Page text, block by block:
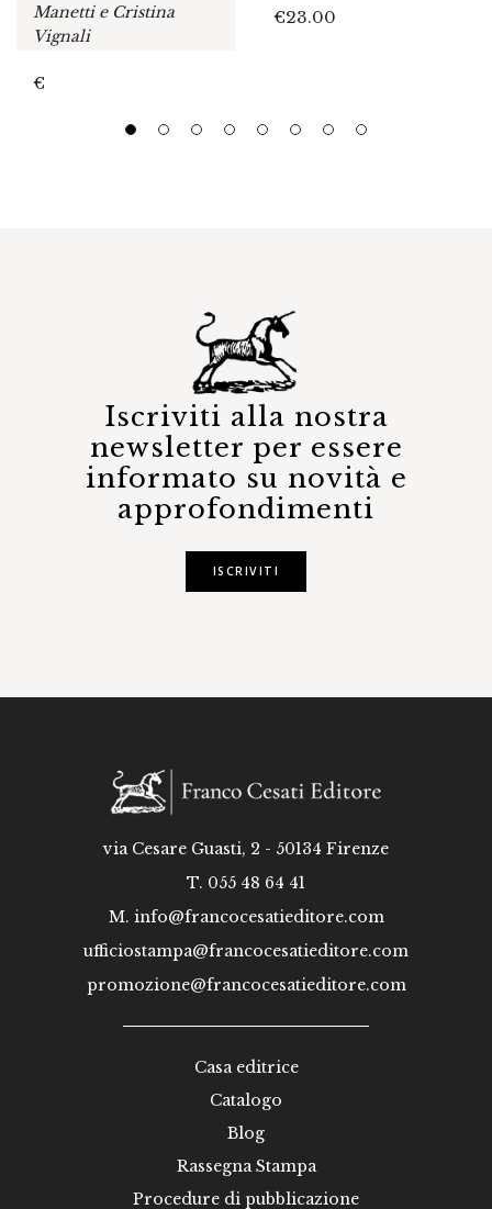
Manetti e Cristina
Vignali
€
€23.00
Iscriviti alla nostra
newsletter per essere
informato su novità e
approfondimenti
ISCRIVITI
via Cesare Guasti, 2 - 50134 Firenze
T. 055 48 64 41
M. info@francocesatieditore.com
ufficiostampa@francocesatieditore.com
promozione@francocesatieditore.com
Casa editrice
Catalogo
Blog
Rassegna Stampa
Procedure di pubblicazione